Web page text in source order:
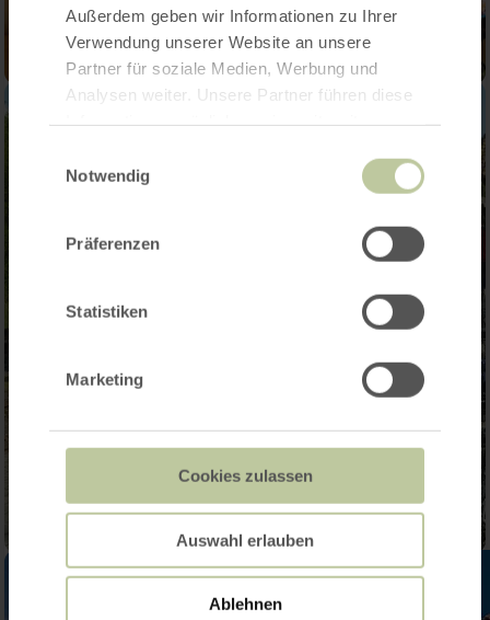
Außerdem geben wir Informationen zu Ihrer
Verwendung unserer Website an unsere
Partner für soziale Medien, Werbung und
Analysen weiter. Unsere Partner führen diese
haben oder die sie im Rahmen Ihrer Nutzung
Notwendig
Präferenzen
Statistiken
Marketing
Cookies zulassen
Auswahl erlauben
Ablehnen